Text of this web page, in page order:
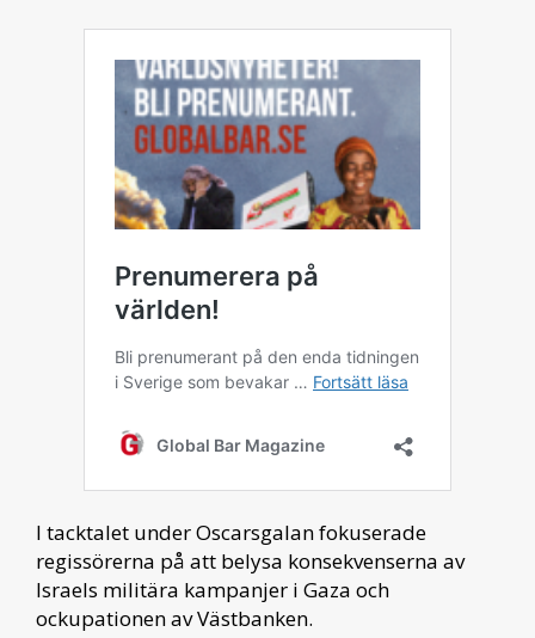
I tacktalet under Oscarsgalan fokuserade
regissörerna på att belysa konsekvenserna av
Israels militära kampanjer i Gaza och
ockupationen av Västbanken.